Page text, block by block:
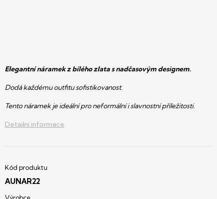
Elegantní náramek z bílého zlata s nadčasovým designem.
Dodá každému outfitu sofistikovanost.
Tento náramek je ideální pro neformální i slavnostní příležitosti.
Detailní informace
AUNAR22